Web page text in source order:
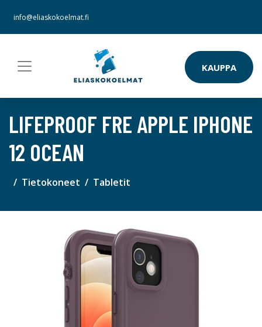
info@eliaskokoelmat.fi
KAUPPA
LIFEPROOF FRE APPLE IPHONE
12 OCEAN
Tietokoneet Tabletit